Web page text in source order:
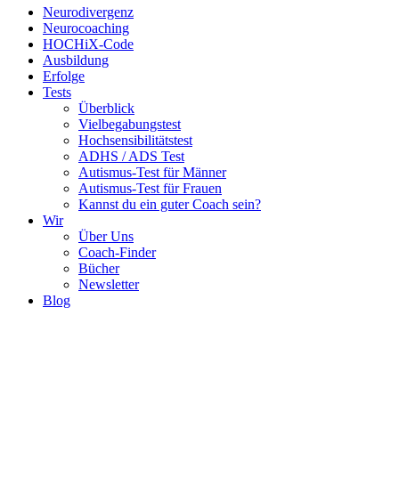
Neurodivergenz
Neurocoaching
HOCHiX-Code
Ausbildung
Erfolge
Tests
Überblick
Vielbegabungstest
Hochsensibilitätstest
ADHS / ADS Test
Autismus-Test für Männer
Autismus-Test für Frauen
Kannst du ein guter Coach sein?
Wir
Über Uns
Coach-Finder
Bücher
Newsletter
Blog